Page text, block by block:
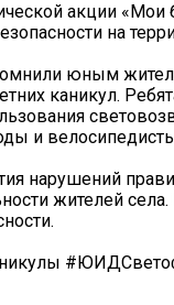
акции
на
юным
каникул.
и велосипедисты
нарушений
жителей